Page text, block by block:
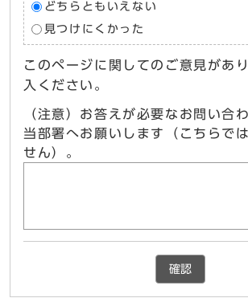
どちらともいえない
見つけにくかった
このページに関してのご意見があ
入ください。
（注意）お答えが必要なお問い合
当部署へお願いします（こちらで
せん）。
確認